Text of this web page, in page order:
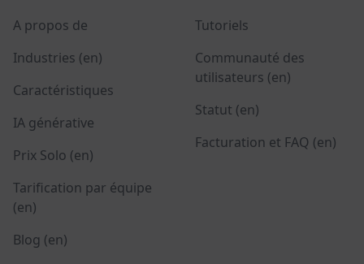
A propos de
Industries (en)
Caractéristiques
IA générative
Prix Solo (en)
Tarification par équipe
(en)
Blog (en)
Tutoriels
Communauté des
utilisateurs (en)
Statut (en)
Facturation et FAQ (en)